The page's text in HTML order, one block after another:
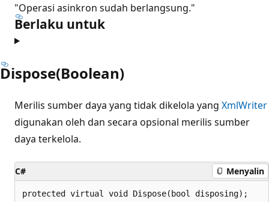
"Operasi asinkron sudah berlangsung."
Berlaku untuk
Dispose(Boolean)
Merilis sumber daya yang tidak dikelola yang XmlWriter
digunakan oleh dan secara opsional merilis sumber
daya terkelola.
C# Menyalin
protected virtual void Dispose(bool disposing);